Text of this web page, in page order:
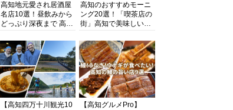
高知地元愛され居酒屋
名店10選！昼飲みから
どっぷり深夜まで 高知
知グルメPro】
高知のおすすめモーニ
ング20選！「喫茶店の
街」高知で美味しい喫
グをいただきます！
【高知四万十川観光10
【高知グルメPro】